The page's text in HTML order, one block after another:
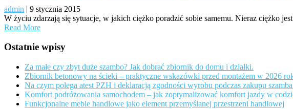
admin | 9 stycznia 2015
W życiu zdarzają się sytuacje, w jakich ciężko poradzić sobie samemu. Nieraz ciężko
Read More
Ostatnie wpisy
Za małe czy zbyt duże szambo? Jak dobrać zbiornik do domu i działki.
Zbiornik betonowy na ścieki – praktyczne wskazówki przed montażem w 2026
Na czym polega atest PZH i deklaracją zgodności wyrobu podczas zakupu
Komfort podróżowania samochodem – jak zoptymalizować komfort jazdy w
Funkcjonalne meble handlowe jako element przemyślanej przestrzeni handlowej